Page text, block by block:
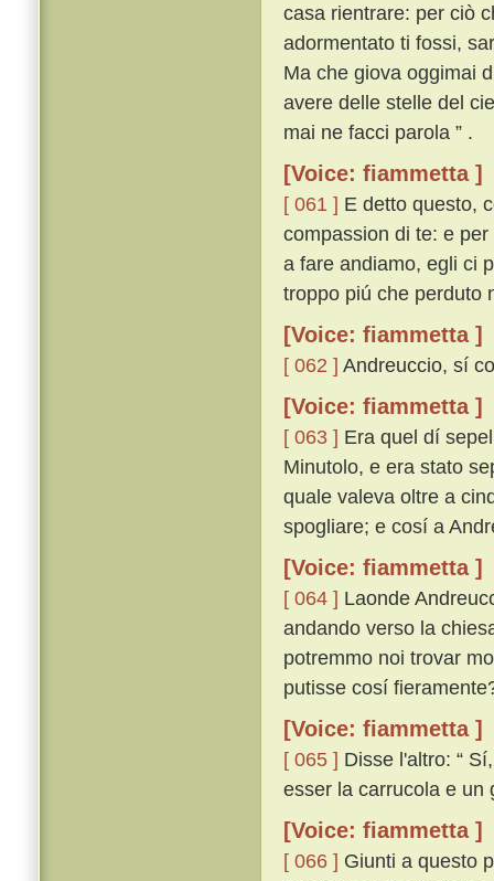
casa rientrare: per ciò
adormentato ti fossi,
Ma che giova oggimai
avere delle stelle del
mai ne facci parola ” .
[Voice: fiammetta ]
[ 061 ] E detto questo,
compassion di te: e
a fare andiamo, egli ci
troppo piú che perduto
[Voice: fiammetta ]
[ 062 ] Andreuccio, sí
[Voice: fiammetta ]
[ 063 ] Era quel dí
Minutolo, e era stato
quale valeva oltre a
spogliare; e cosí a
[Voice: fiammetta ]
[ 064 ] Laonde
andando verso la
potremmo noi trovar
putisse cosí
[Voice: fiammetta ]
[ 065 ] Disse l'altro: “
esser la carrucola e un
[Voice: fiammetta ]
[ 066 ] Giunti a questo